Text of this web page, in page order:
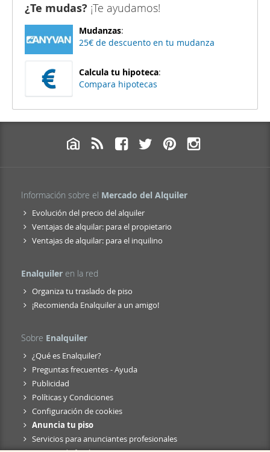
¿Te mudas? ¡Te ayudamos!
Mudanzas:
25€ de descuento en tu mudanza
Calcula tu hipoteca:
Compara hipotecas
Información sobre el Mercado del Alquiler
Evolución del precio del alquiler
Ventajas de alquilar: para el propietario
Ventajas de alquilar: para el inquilino
Enalquiler en la red
Organiza tu traslado de piso
¡Recomienda Enalquiler a un amigo!
Sobre Enalquiler
¿Qué es Enalquiler?
Preguntas frecuentes - Ayuda
Publicidad
Políticas y Condiciones
Configuración de cookies
Anuncia tu piso
Servicios para anunciantes profesionales